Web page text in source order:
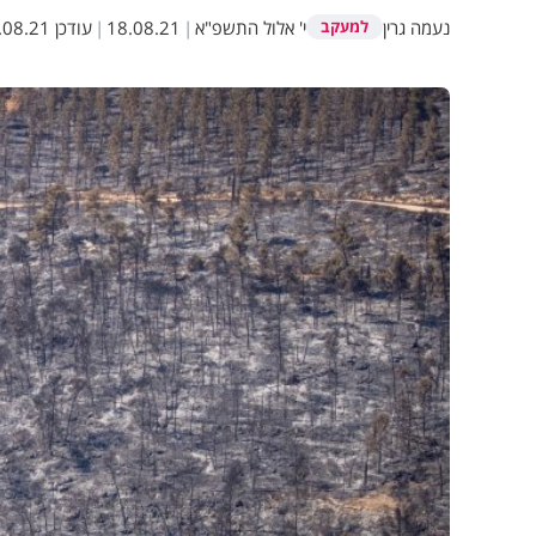
נעמה גרין למעקב י' אלול התשפ"א |
18.08.21
| עודכן 11:03